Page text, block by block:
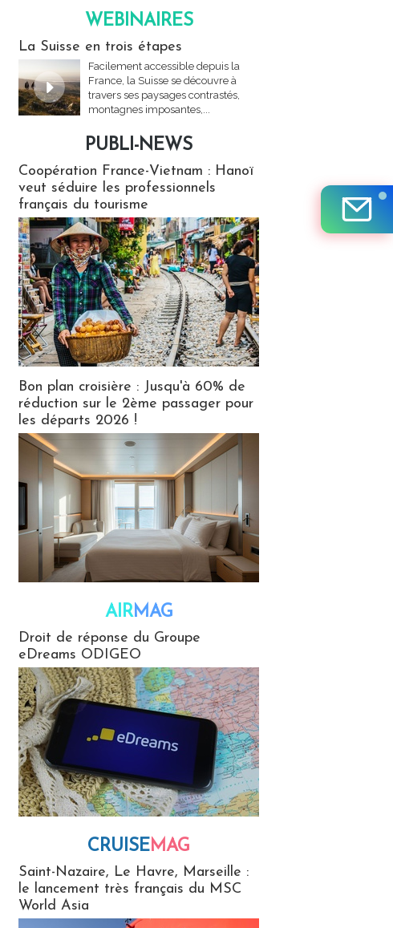
WEBINAIRES
La Suisse en trois étapes
Facilement accessible depuis la
France, la Suisse se découvre à
travers ses paysages contrastés,
montagnes imposantes,...
PUBLI-NEWS
Coopération France-Vietnam : Hanoï
veut séduire les professionnels
français du tourisme
Bon plan croisière : Jusqu'à 60% de
réduction sur le 2ème passager pour
les départs 2026 !
AIRMAG
Droit de réponse du Groupe
eDreams ODIGEO
CRUISEMAG
Saint-Nazaire, Le Havre, Marseille :
le lancement très français du MSC
World Asia